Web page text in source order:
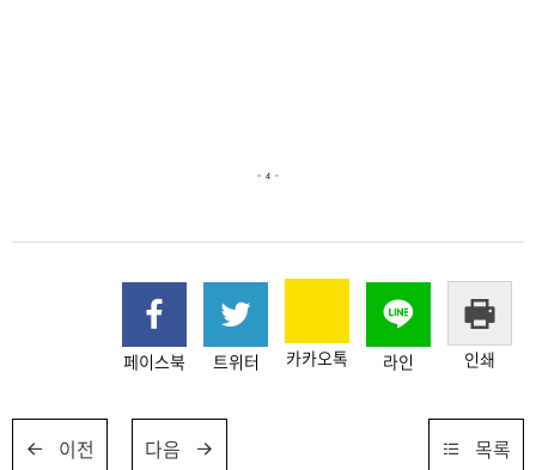
페이스북 트위터 카카오톡 라인 인쇄
이전 다음 목록